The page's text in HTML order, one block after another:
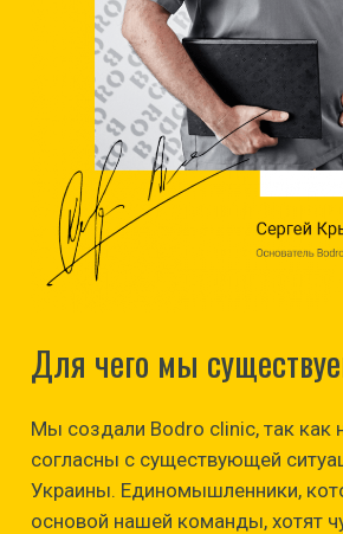
Для чего мы
Мы создали Bodro clinic, так как
согласны с существующей
Украины. Единомышленники,
основой нашей команды, хотят